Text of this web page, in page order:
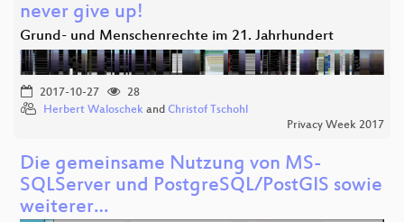
never give up!
Grund- und Menschenrechte im 21. Jahrhundert
2017-10-27
28
Herbert Waloschek and Christof Tschohl
Privacy Week 2017
Die gemeinsame Nutzung von MS-
SQLServer und PostgreSQL/PostGIS sowie
weiterer…